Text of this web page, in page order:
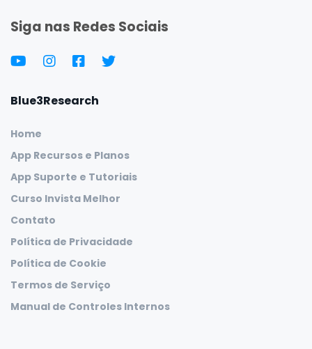
Siga nas Redes Sociais
Blue3Research
Home
App Recursos e Planos
App Suporte e Tutoriais
Curso Invista Melhor
Contato
Política de Privacidade
Política de Cookie
Termos de Serviço
Manual de Controles Internos